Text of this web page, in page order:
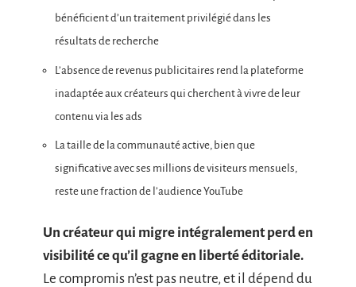
bénéficient d’un traitement privilégié dans les
résultats de recherche
L’absence de revenus publicitaires rend la plateforme
inadaptée aux créateurs qui cherchent à vivre de leur
contenu via les ads
La taille de la communauté active, bien que
significative avec ses millions de visiteurs mensuels,
reste une fraction de l’audience YouTube
Un créateur qui migre intégralement perd en
visibilité ce qu’il gagne en liberté éditoriale.
Le compromis n’est pas neutre, et il dépend du